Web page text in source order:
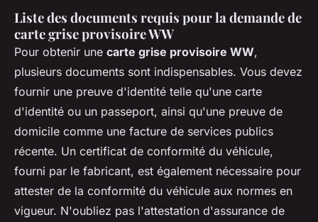
Liste des documents requis pour la demande de
carte grise provisoire WW
Pour obtenir une carte grise provisoire WW,
plusieurs documents sont indispensables. Vous devez
fournir une preuve d'identité telle qu'une carte
d'identité ou un passeport, ainsi qu'une preuve de
domicile comme une facture de services publics
récente. Un certificat de conformité du véhicule,
fourni par le fabricant, est également nécessaire pour
attester de la conformité du véhicule aux normes en
vigueur. N'oubliez pas l'attestation d'assurance de